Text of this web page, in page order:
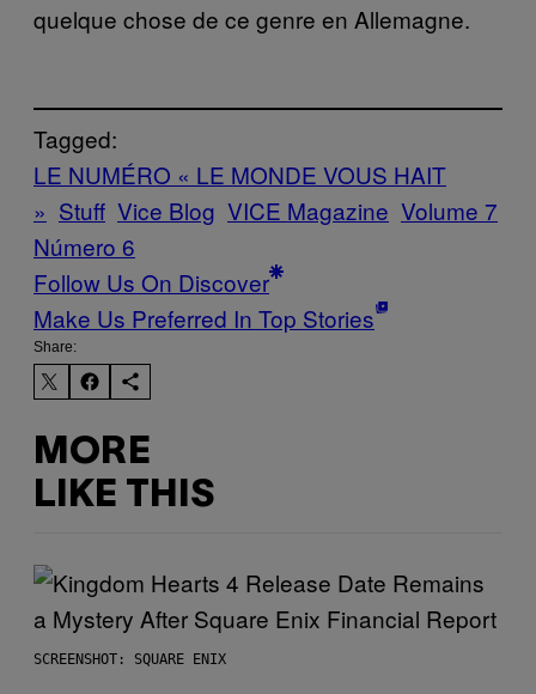
quelque chose de ce genre en Allemagne.
Tagged:
LE NUMÉRO « LE MONDE VOUS HAIT
» Stuff Vice Blog VICE Magazine Volume 7
Número 6
Follow Us On Discover
Make Us Preferred In Top Stories
Share:
MORE
LIKE THIS
SCREENSHOT: SQUARE ENIX